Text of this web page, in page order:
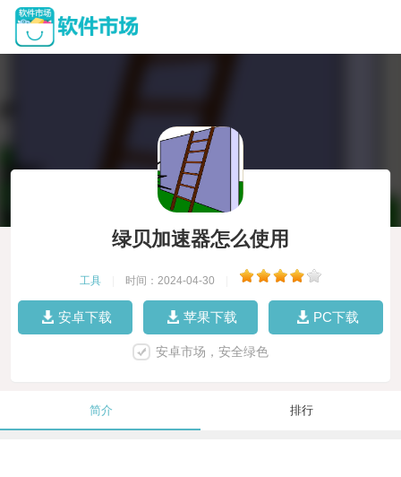
绿贝加速器怎么使用
工具 时间：2024-04-30
安卓下载 苹果下载 PC下载
安卓市场，安全绿色
简介 排行